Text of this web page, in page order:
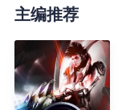
主编推荐